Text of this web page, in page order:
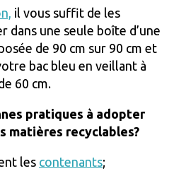
il vous suffit de les
dans une seule boîte d’une
de 90 cm sur 90 cm et
bac bleu en veillant à
60 cm.
pratiques à adopter
matières recyclables?
les contenants;